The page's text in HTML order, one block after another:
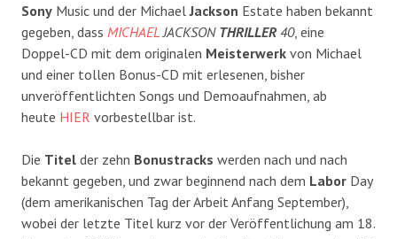
Sony Music und der MichaelJackson Estate haben bekannt
gegeben, dass MICHAEL JACKSON THRILLER40, eine
Doppel-CD mit dem originalen Meisterwerk von Michael
und einer tollen Bonus-CD mit erlesenen, bisher
unveröffentlichten Songs und Demoaufnahmen, ab
heute HIER vorbestellbar ist.
Die Titel der zehn Bonustracks werden nach und nach
bekannt gegeben, und zwar beginnend nach dem Labor Day
(dem amerikanischen Tag der Arbeit Anfang September),
wobei der letzte Titel kurz vor der Veröffentlichung am 18.